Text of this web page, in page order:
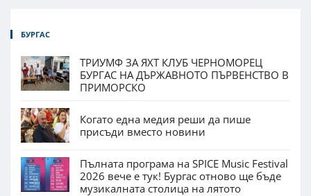
БУРГАС
ТРИУМФ ЗА ЯХТ КЛУБ ЧЕРНОМОРЕЦ
БУРГАС НА ДЪРЖАВНОТО ПЪРВЕНСТВО В
ПРИМОРСКО
Когато една медия реши да пише
присъди вместо новини
Пълната програма на SPICE Music Festival
2026 вече е тук! Бургас отново ще бъде
музикалната столица на лятото